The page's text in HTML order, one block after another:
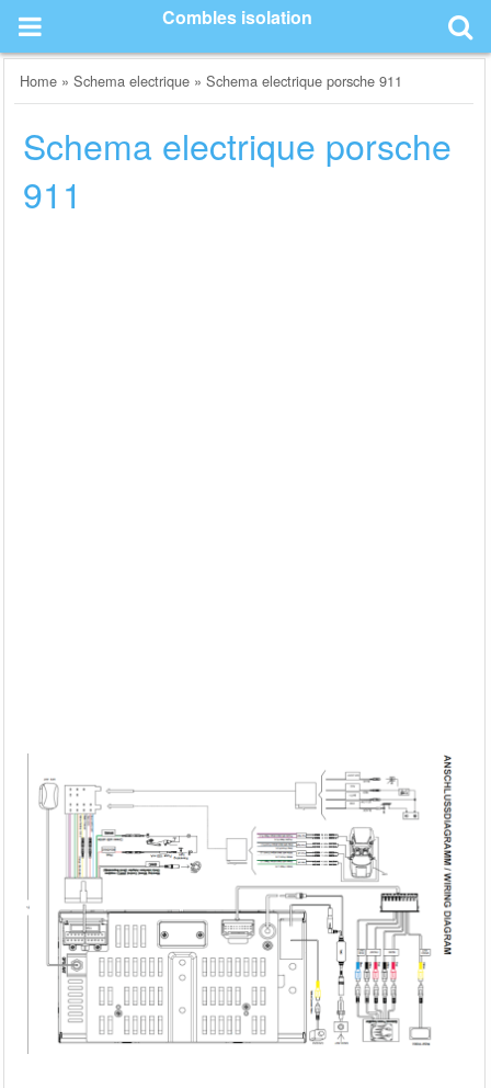
content
Combles isolation
Home »Schema electrique »Schema electrique porsche 911
Schema electrique porsche
911